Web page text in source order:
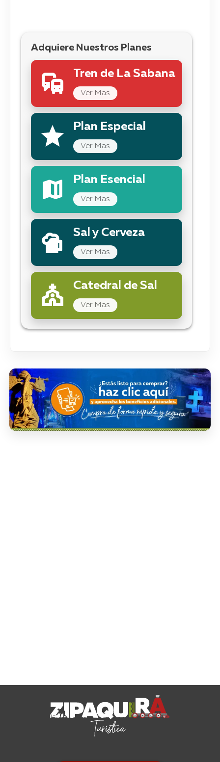
Adquiere Nuestros Planes
Tren de La Sabana
Ver Mas
Plan Especial
Ver Mas
Plan Esencial
Ver Mas
Sal y Cerveza
Ver Mas
Catedral de Sal
Ver Mas